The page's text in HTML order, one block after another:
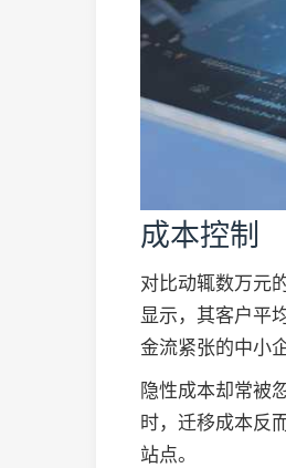
成本控制
对比动辄数万元
显示，其客户平
金流紧张的中小
隐性成本却常被
时，迁移成本反
站点。